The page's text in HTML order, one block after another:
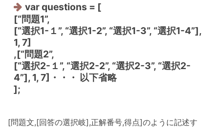
var questions = [
[“問題1”,
[“選択1-１”, “選択1-2”, “選択1-3”, “選択1-4”],
1, 7]
,[“問題2”,
[“選択2-１”, “選択2-2”, “選択2-3”, “選択2-
4”], 1, 7]・・・ 以下省略
];
[問題文,[回答の選択岐],正解番号,得点]のように記述す